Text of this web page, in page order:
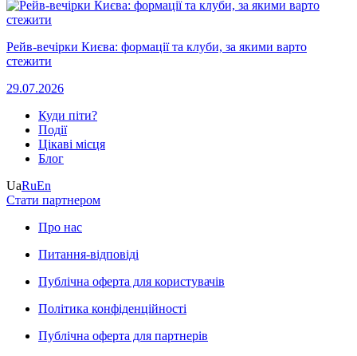
Рейв-вечірки Києва: формації та клуби, за якими варто
стежити
29.07.2026
Куди піти?
Події
Цікаві місця
Блог
UaRuEn
Стати партнером
Про нас
Питання-відповіді
Публічна оферта для користувачів
Політика конфіденційності
Публічна оферта для партнерів